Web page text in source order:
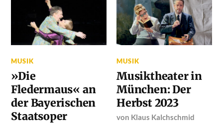
MUSIK
»Die
Fledermaus« an
der Bayerischen
Staatsoper
MUSIK
Musiktheater in
München: Der
Herbst 2023
von Klaus Kalchschmid